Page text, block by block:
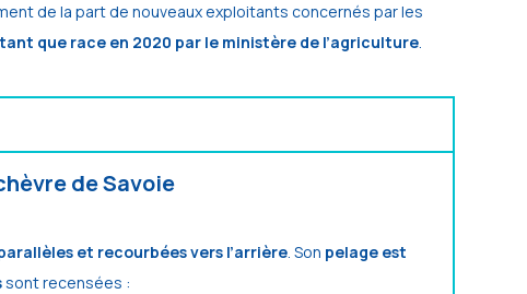
de la part de nouveaux exploitants concernés par les
que race en 2020 par le ministère de l’agriculture.
de Savoie
et recourbées vers l’arrière. Son pelage est
sont recensées :